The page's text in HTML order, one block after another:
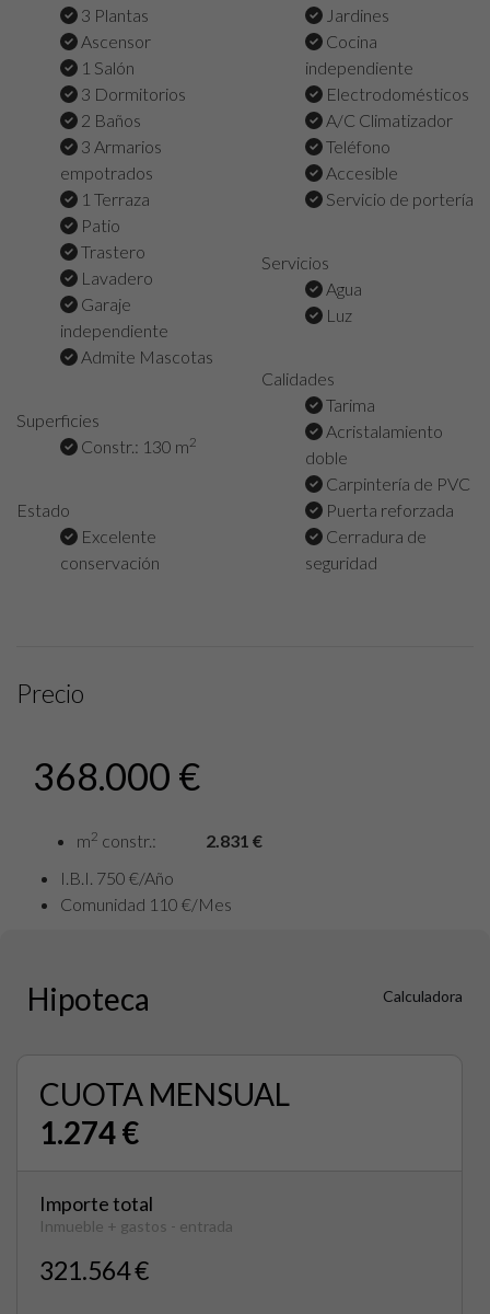
3 Plantas
Ascensor
1 Salón
3 Dormitorios
2 Baños
3 Armarios
empotrados
1 Terraza
Patio
Trastero
Lavadero
Garaje
independiente
Admite Mascotas
Superficies
Constr.: 130 m2
Estado
Excelente
conservación
Jardines
Cocina
independiente
Electrodomésticos
A/C Climatizador
Teléfono
Accesible
Servicio de portería
Servicios
Agua
Luz
Calidades
Tarima
Acristalamiento
doble
Carpintería de PVC
Puerta reforzada
Cerradura de
seguridad
Precio
368.000 €
m2 constr.:
2.831 €
I.B.I. 750 €/Año
Comunidad 110 €/Mes
Hipoteca Calculadora
CUOTA MENSUAL
1.274 €
Importe total
Inmueble + gastos - entrada
321.564 €